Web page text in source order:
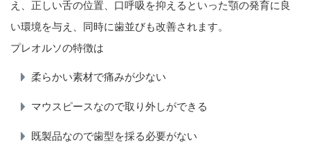
え、正しい舌の位置、口呼吸を抑えるといった顎の発育に良
い環境を与え、同時に歯並びも改善されます。
プレオルソの特徴は
柔らかい素材で痛みが少ない
マウスピースなので取り外しができる
既製品なので歯型を採る必要がない